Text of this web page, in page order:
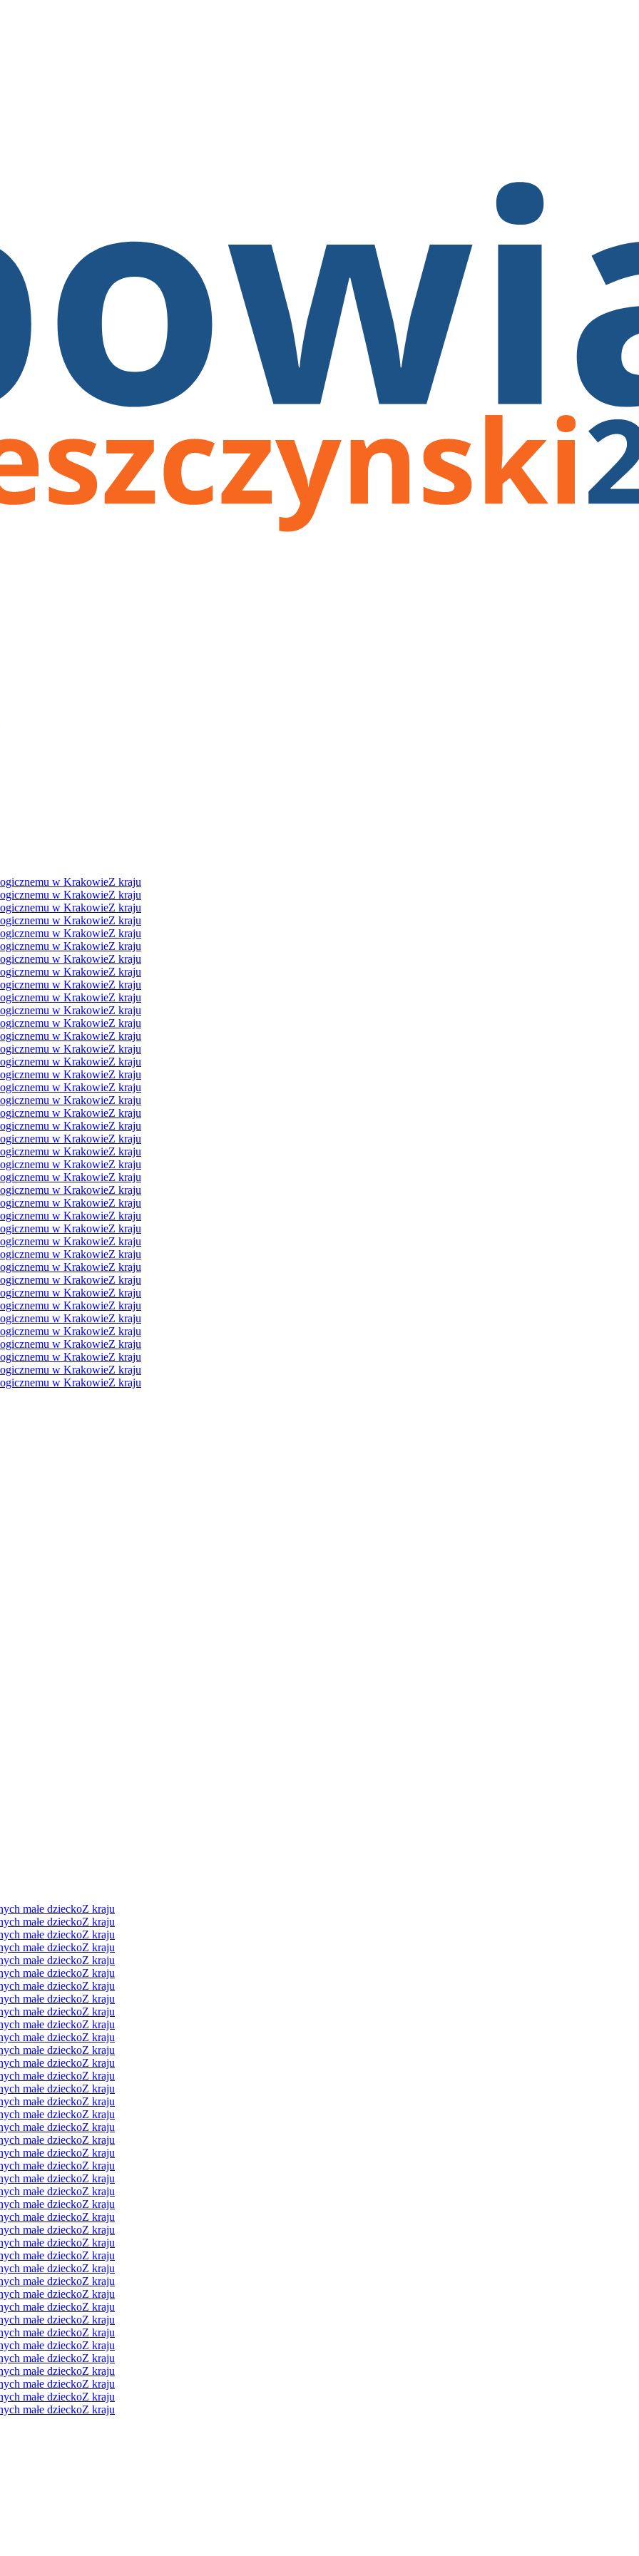
w KrakowieZ kraju
w KrakowieZ kraju
w KrakowieZ kraju
w KrakowieZ kraju
w KrakowieZ kraju
w KrakowieZ kraju
w KrakowieZ kraju
w KrakowieZ kraju
w KrakowieZ kraju
w KrakowieZ kraju
w KrakowieZ kraju
w KrakowieZ kraju
w KrakowieZ kraju
w KrakowieZ kraju
w KrakowieZ kraju
w KrakowieZ kraju
w KrakowieZ kraju
w KrakowieZ kraju
w KrakowieZ kraju
w KrakowieZ kraju
w KrakowieZ kraju
w KrakowieZ kraju
w KrakowieZ kraju
w KrakowieZ kraju
w KrakowieZ kraju
w KrakowieZ kraju
w KrakowieZ kraju
w KrakowieZ kraju
w KrakowieZ kraju
w KrakowieZ kraju
w KrakowieZ kraju
w KrakowieZ kraju
w KrakowieZ kraju
w KrakowieZ kraju
w KrakowieZ kraju
w KrakowieZ kraju
w KrakowieZ kraju
w KrakowieZ kraju
w KrakowieZ kraju
w KrakowieZ kraju
małe dzieckoZ kraju
małe dzieckoZ kraju
małe dzieckoZ kraju
małe dzieckoZ kraju
małe dzieckoZ kraju
małe dzieckoZ kraju
małe dzieckoZ kraju
małe dzieckoZ kraju
małe dzieckoZ kraju
małe dzieckoZ kraju
małe dzieckoZ kraju
małe dzieckoZ kraju
małe dzieckoZ kraju
małe dzieckoZ kraju
małe dzieckoZ kraju
małe dzieckoZ kraju
małe dzieckoZ kraju
małe dzieckoZ kraju
małe dzieckoZ kraju
małe dzieckoZ kraju
małe dzieckoZ kraju
małe dzieckoZ kraju
małe dzieckoZ kraju
małe dzieckoZ kraju
małe dzieckoZ kraju
małe dzieckoZ kraju
małe dzieckoZ kraju
małe dzieckoZ kraju
małe dzieckoZ kraju
małe dzieckoZ kraju
małe dzieckoZ kraju
małe dzieckoZ kraju
małe dzieckoZ kraju
małe dzieckoZ kraju
małe dzieckoZ kraju
małe dzieckoZ kraju
małe dzieckoZ kraju
małe dzieckoZ kraju
małe dzieckoZ kraju
małe dzieckoZ kraju